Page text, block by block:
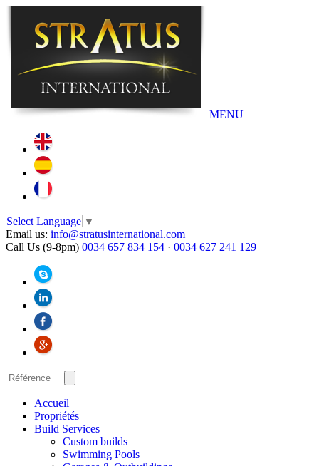
MENU
Select Language ▼
Email us: info@stratusinternational.com
Call Us (9-8pm) 0034 657 834 154 · 0034 627 241 129
Accueil
Propriétés
Build Services
Custom builds
Swimming Pools